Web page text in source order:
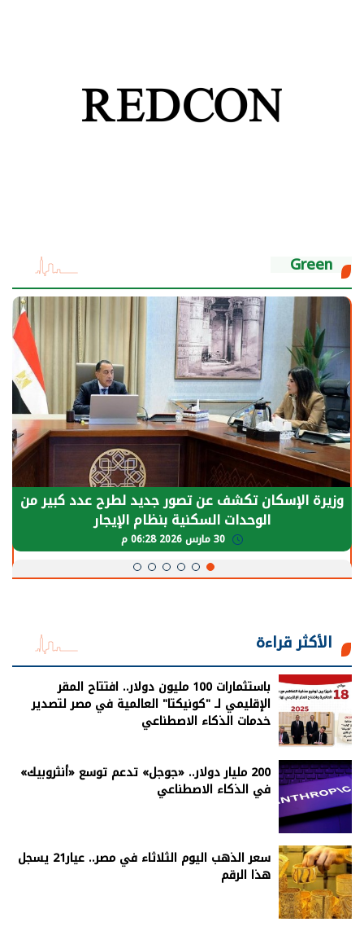
Green
وزيرة الإسكان تكشف عن تصور جديد لطرح عدد كبير من
الوحدات السكنية بنظام الإيجار
الأكثر قراءة
باستثمارات 100 مليون دولار.. افتتاح المقر
الإقليمي لـ "كونيكتا" العالمية في مصر لتصدير
خدمات الذكاء الاصطناعي
200 مليار دولار.. «جوجل» تدعم توسع «أنثروبيك»
في الذكاء الاصطناعي
سعر الذهب اليوم الثلاثاء في مصر.. عيار21 يسجل
هذا الرقم